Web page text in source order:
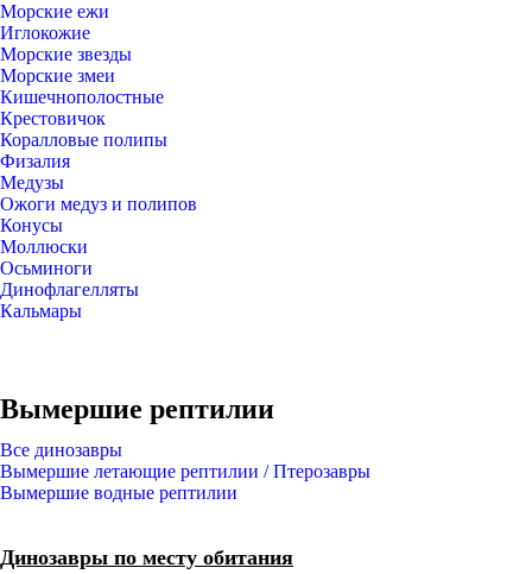
Морские ежи
Иглокожие
Морские звезды
Морские змеи
Кишечнополостные
Крестовичок
Коралловые полипы
Физалия
Медузы
Ожоги медуз и полипов
Конусы
Моллюски
Осьминоги
Динофлагелляты
Кальмары
Вымершие рептилии
Все динозавры
Вымершие летающие рептилии / Птерозавры
Вымершие водные рептилии
Динозавры по месту обитания